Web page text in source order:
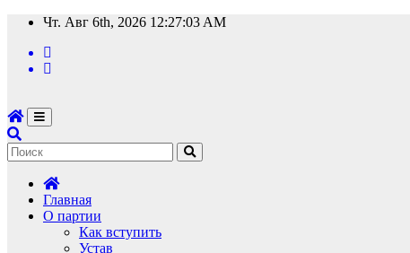
Перейти
содержимому
Чт. Авг 6th, 2026 12:27:03 AM
Главная
О партии
Как вступить
Устав